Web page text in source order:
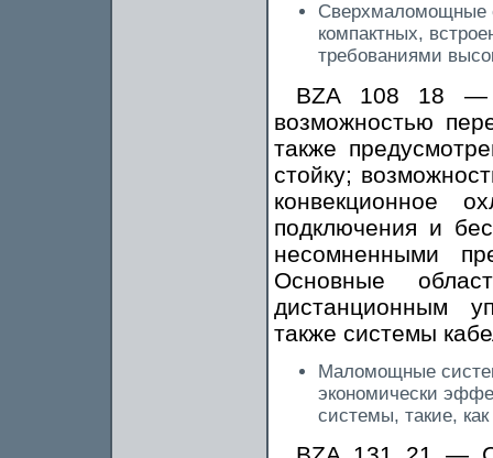
Сверхмаломощные
компактных,
требованиями
BZA 108 18 —
возможностью
также
стойку;
конвекционное
подключения и
несомненными
Основные
дистанционным
также системы
Маломощные
экономически
системы, такие,